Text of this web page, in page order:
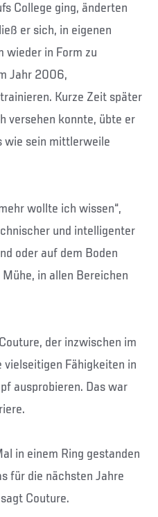
College ging, änderten
er sich, in eigenen
wieder in Form zu
Jahr 2006,
Kurze Zeit später
versehen konnte, übte er
wie sein mittlerweile
wollte ich wissen“,
und intelligenter
oder auf dem Boden
in allen Bereichen
der inzwischen im
vielseitigen Fähigkeiten in
ausprobieren. Das war
in einem Ring gestanden
für die nächsten Jahre
Couture.